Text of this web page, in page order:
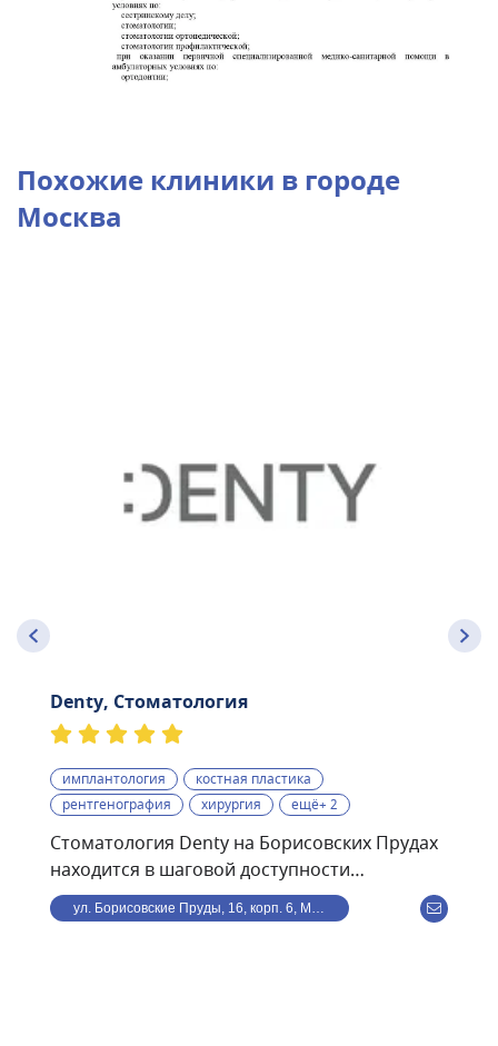
Похожие клиники в городе
Москва
Denty, Стоматология
имплантология
костная пластика
рентгенография
хирургия ещё+ 2
Стоматология Denty на Борисовских Прудах
находится в шаговой доступности
от станции метро
Борисово.Стоматологическая клиника Denty
ул. Борисовские Пруды, 16, корп. 6, Москва, Россия